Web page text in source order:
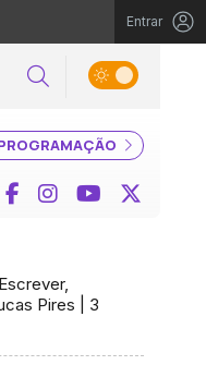
Entrar
Pesquisar
Facebook
InstagramYouTube
Pires | 3